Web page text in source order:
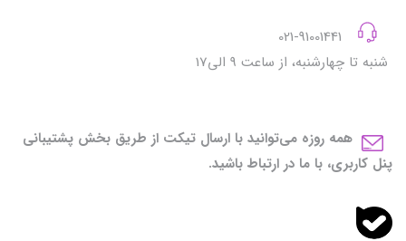
شنبه تا چهارشنبه، از ساعت 9 الی17
همه روزه می‌توانید با ارسال تیکت از طریق بخش پشتیبانی
پنل کاربری، با ما در ارتباط باشید.